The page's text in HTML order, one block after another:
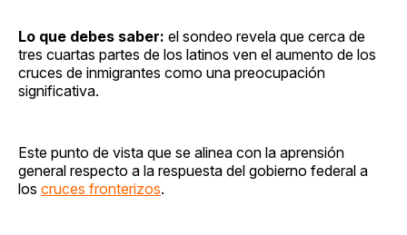
Lo que debes saber: el sondeo revela que cerca de
tres cuartas partes de los latinos ven el aumento de los
cruces de inmigrantes como una preocupación
significativa.
Este punto de vista que se alinea con la aprensión
general respecto a la respuesta del gobierno federal a
los cruces fronterizos.